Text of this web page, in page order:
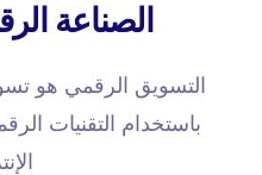
الصناعة
التسويق الرقمي هو
باستخدام التقنيات